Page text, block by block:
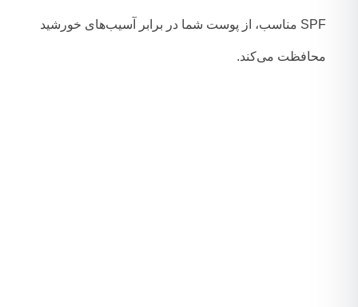
SPF مناسب، از پوست شما در برابر آسیب‌های خورشید
محافظت می‌کند.